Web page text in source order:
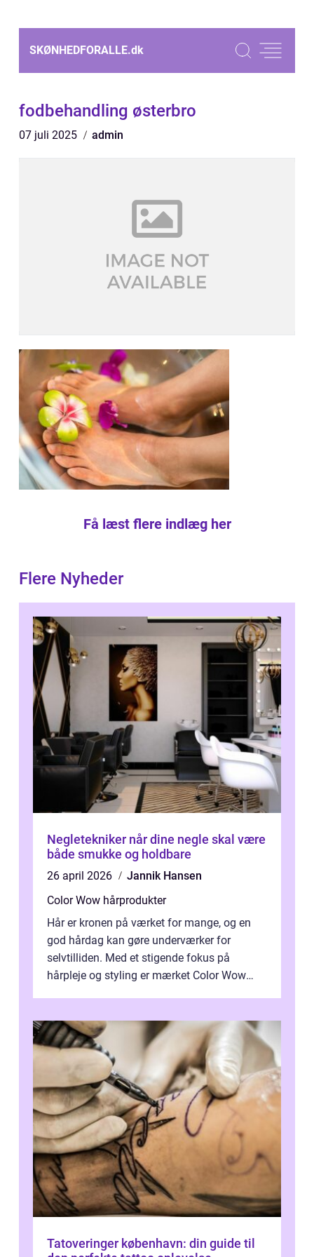
SKØNHEDFORALLE.dk
fodbehandling østerbro
07 juli 2025 admin
Få læst flere indlæg her
Flere Nyheder
Negletekniker når dine negle skal være
både smukke og holdbare
26 april 2026
Jannik Hansen
Color Wow hårprodukter
Hår er kronen på værket for mange, og en
god hårdag kan gøre underværker for
selvtilliden. Med et stigende fokus på
hårpleje og styling er mærket Color Wow
Tatoveringer københavn: din guide til